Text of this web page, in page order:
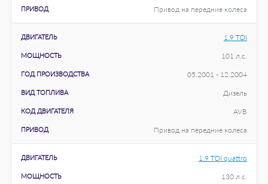
ПРИВОД Привод на передние колеса
ДВИГАТЕЛЬ 1.9 TDI
МОЩНОСТЬ 101 л.с.
ГОД ПРОИЗВОДСТВА 05.2001 - 12.2004
ВИД ТОПЛИВА Дизель
КОД ДВИГАТЕЛЯ AVB
ПРИВОД Привод на передние колеса
ДВИГАТЕЛЬ 1.9 TDI quattro
МОЩНОСТЬ 130 л.с.